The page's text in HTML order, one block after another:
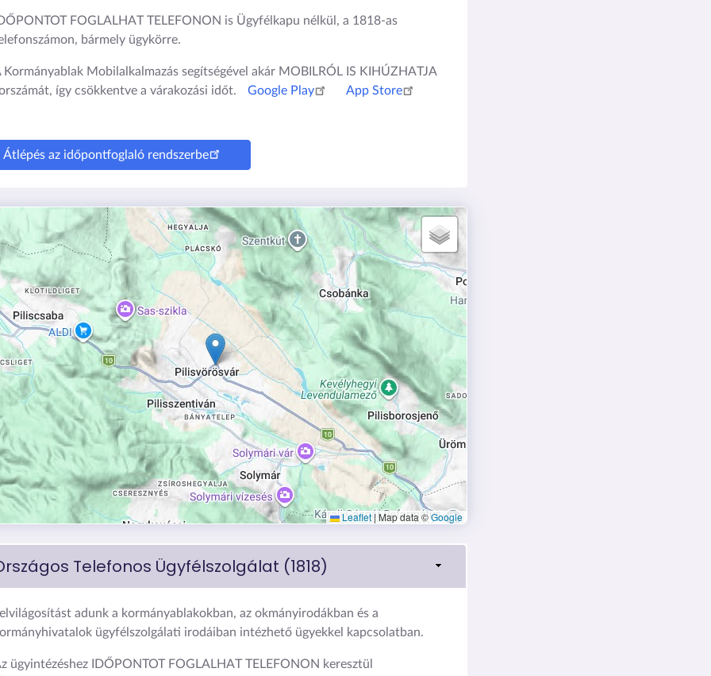
FOGLALHAT TELEFONON is Ügyfélkapu nélkül, a 1818-as
bármely ügykörre.
Kormányablak Mobilalkalmazás segítségével akár MOBILRÓL IS KIHÚZHATJA
így csökkentve a várakozási időt.
Google Play App Store
Átlépés az időpontfoglaló rendszerbe
Leaflet|Map data ©Google
Telefonos Ügyfélszolgálat (1818)
adunk a kormányablakokban, az okmányirodákban és a
ügyfélszolgálati irodáiban intézhető ügyekkel kapcsolatban.
ügyintézéshez IDŐPONTOT FOGLALHAT TELEFONON keresztül